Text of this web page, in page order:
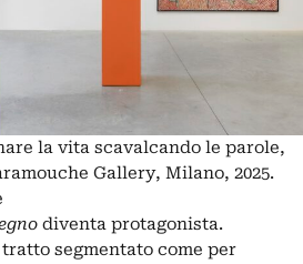
la vita scavalcando le parole,
Gallery, Milano, 2025.
diventa protagonista.
tratto segmentato come per